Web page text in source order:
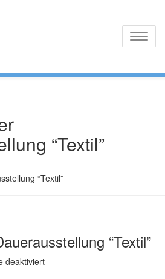
Toggle
“Textil”
“Textil”
“Textil”
deaktiviert